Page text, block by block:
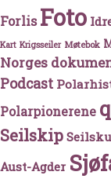
Forlis Foto
Kart Krigsseiler Møtebok
Norges
Podcast
Polarpionerene
Seilskip
Aust-Agder